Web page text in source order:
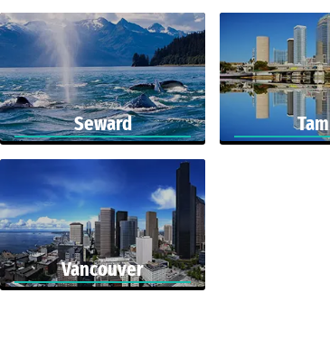
Seward
Vancouver